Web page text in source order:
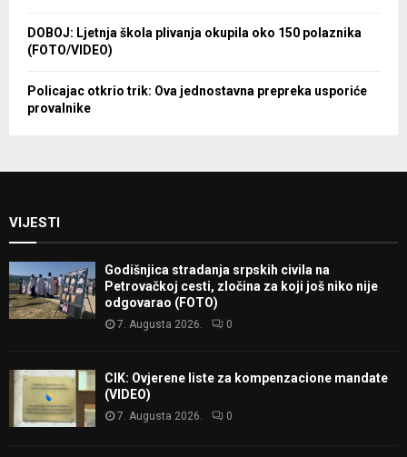
DOBOJ: Ljetnja škola plivanja okupila oko 150 polaznika
(FOTO/VIDEO)
Policajac otkrio trik: Ova jednostavna prepreka usporiće
provalnike
VIJESTI
Godišnjica stradanja srpskih civila na
Petrovačkoj cesti, zločina za koji još niko nije
odgovarao (FOTO)
7. Augusta 2026. 0
CIK: Ovjerene liste za kompenzacione mandate
(VIDEO)
7. Augusta 2026. 0